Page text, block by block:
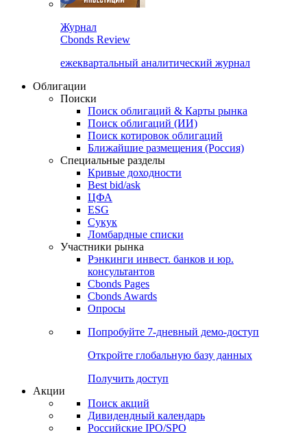
Cbonds Review
ежеквартальный аналитический журнал
Облигации
Поиски
Поиск облигаций & Карты рынка
Поиск облигаций (ИИ)
Поиск котировок облигаций
Ближайшие размещения (Россия)
Специальные разделы
Кривые доходности
Best bid/ask
ЦФА
ESG
Сукук
Ломбардные списки
Участники рынка
Рэнкинги инвест. банков и юр.
Cbonds Pages
Опросы
Попробуйте7-дневный
Откройте глобальную базу данных
Получить доступ